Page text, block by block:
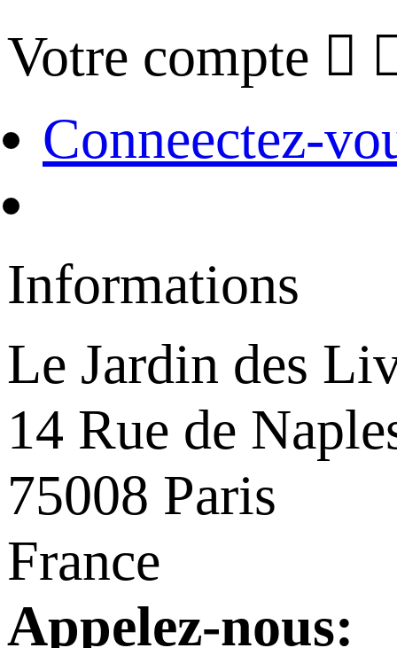
Votre compte 
Conneectez-
Informations
Le Jardin des
14 Rue de
75008 Paris
France
Appelez-nous: